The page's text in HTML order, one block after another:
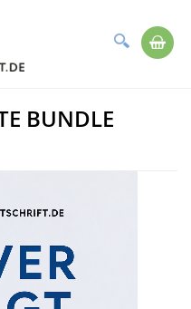
Suche
BUNDLE